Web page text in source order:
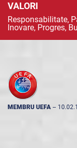
VALORI
Responsabilitate,
Inovare, Progres,
MEMBRU UEFA --